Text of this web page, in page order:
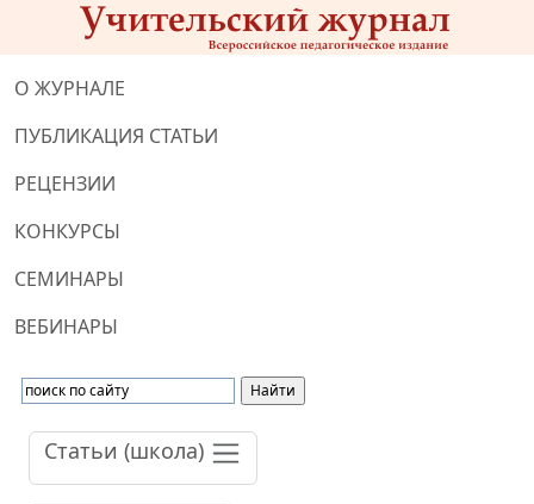
О ЖУРНАЛЕ
ПУБЛИКАЦИЯ СТАТЬИ
РЕЦЕНЗИИ
КОНКУРСЫ
СЕМИНАРЫ
ВЕБИНАРЫ
Статьи (школа)